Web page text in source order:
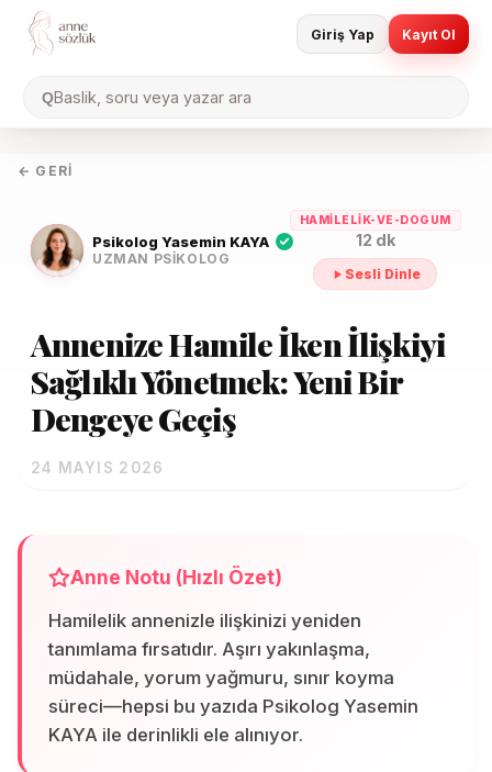
QBaslik, soru veya yazar ara
Giriş Yap Kayıt Ol
← GERI
Psikolog Yasemin KAYA
UZMAN PSIKOLOG
HAMILELIK-VE-DOGUM
12 dk
Sesli Dinle
Annenize Hamile İken İlişkiyi
Sağlıklı Yönetmek: Yeni Bir
Dengeye Geçiş
24 MAYIS 2026
Anne Notu (Hızlı Özet)
Hamilelik annenizle ilişkinizi yeniden
tanımlama fırsatıdır. Aşırı yakınlaşma,
müdahale, yorum yağmuru, sınır koyma
süreci—hepsi bu yazıda Psikolog Yasemin
KAYA ile derinlikli ele alınıyor.